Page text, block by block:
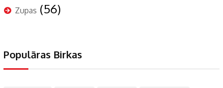
Zupas (56)
Populāras Birkas